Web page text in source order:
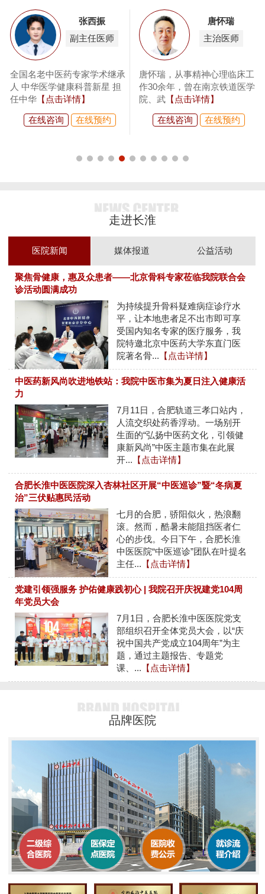
张西振
副主任医师
全国名老中医药专家学术继承
人 中华医学健康科普新星 担
任中华【点击详情】
在线咨询 在线预约
唐怀瑞
主治医师
唐怀瑞，从事精神心理临床工
作30余年，曾在南京铁道医学
院、武【点击详情】
在线咨询 在线预约
走进长淮
医院新闻 媒体报道 公益活动
聚焦骨健康，惠及众患者——北京骨科专家莅临我院联合会
诊活动圆满成功
为持续提升骨科疑难病症诊疗水
平，让本地患者足不出市即可享
受国内知名专家的医疗服务，我
院特邀北京中医药大学东直门医
院著名骨... 【点击详情】
中医药新风尚吹进地铁站：我院中医市集为夏日注入健康活
力
7月11日，合肥轨道三孝口站内，
人流交织处药香浮动。一场别开
生面的“弘扬中医药文化，引领健
康新风尚”中医主题市集在此展
开... 【点击详情】
合肥长淮中医医院深入杏林社区开展“中医巡诊”暨“冬病夏
治”三伏贴惠民活动
七月的合肥，骄阳似火，热浪翻
滚。然而，酷暑未能阻挡医者仁
心的步伐。今日下午，合肥长淮
中医医院“中医巡诊”团队在叶提名
主任... 【点击详情】
党建引领强服务 护佑健康践初心 | 我院召开庆祝建党104周
年党员大会
7月1日，合肥长淮中医医院党支
部组织召开全体党员大会，以“庆
祝中国共产党成立104周年”为主
题，通过主题报告、专题党
课、... 【点击详情】
品牌医院